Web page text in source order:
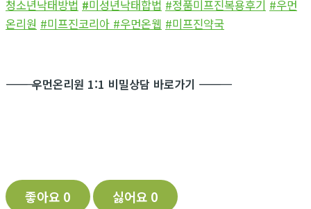
청소년낙태방법 #미성년낙태합법 #정품미프진복용후기 #우먼
온리원 #미프진코리아 #우먼온웹 #미프진약국
―――――――――――우먼온리원 1:1 비밀상담 바로가기 ―――――――――――
좋아요 0 싫어요 0